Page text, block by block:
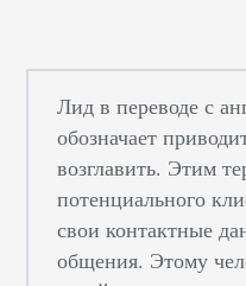
Лид в переводе с
обозначает
возглавить. Этим
потенциального
свои контактные
общения. Этому